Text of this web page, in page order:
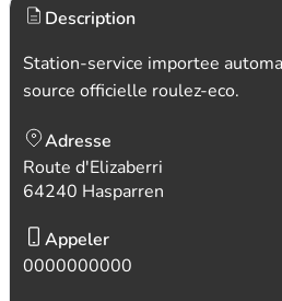
Description
Station-service importee
source officielle roulez-eco.
Adresse
Route d'Elizaberri
64240 Hasparren
Appeler
0000000000